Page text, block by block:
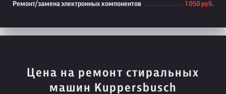
Ремонт/замена электронных компонентов 1 050 руб.
Цена на ремонт стиральных
машин Kuppersbusch